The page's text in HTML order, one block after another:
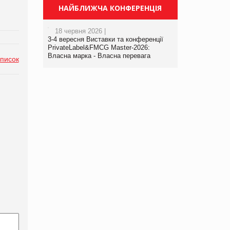
НАЙБЛИЖЧА КОНФЕРЕНЦІЯ
18 червня 2026 |
3-4 вересня Виставки та конференції
PrivateLabel&FMCG Master-2026:
Власна марка - Власна перевага